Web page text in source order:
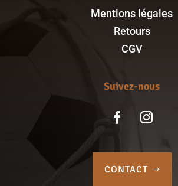
Mentions légales
Retours
CGV
Suivez-nous
CONTACT